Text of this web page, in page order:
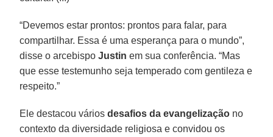
“Devemos estar prontos: prontos para falar, para
compartilhar. Essa é uma esperança para o mundo”,
disse o arcebispoJustin em sua conferência. “Mas
que esse testemunho seja temperado com gentileza e
respeito.”
Ele destacou váriosdesafios da evangelização no
contexto da diversidade religiosa e convidou os